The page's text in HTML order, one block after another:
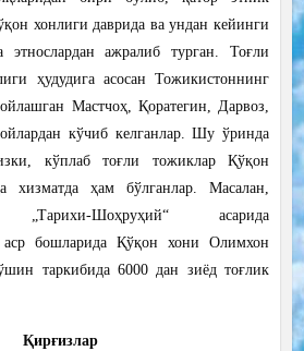
хонлиги даврида ва ундан кейинги
этнослардан ажралиб турган. Тоғли
ҳудудига асосан Тожикистоннинг
Мастчоҳ, Қоратегин, Дарвоз,
кўчиб келганлар. Шу ўринда
кўплаб тоғли тожиклар Қўқон
хизматда ҳам бўлганлар. Масалан,
„Тарихи-Шоҳруҳий“ асарида
бошларида Қўқон хони Олимхон
таркибида 6000 дан зиёд тоғлик
Қирғизлар